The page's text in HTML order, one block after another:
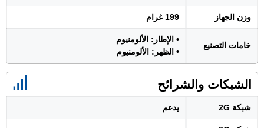
وزن الجهاز 199 غرام
خامات التصنيع
• الإطار: الألومنيوم
• الظهر: الألومنيوم
الشبكات والشرائح
شبكة 2G يدعم